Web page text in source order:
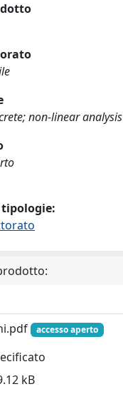
non-linear analysis
accesso aperto
kB